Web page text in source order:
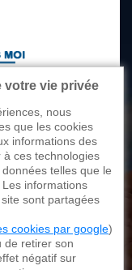
votre vie privée
nous
que les cookies
informations des
ces technologies
telles que le
informations
sont partagées
cookies par google)
de retirer son
négatif sur